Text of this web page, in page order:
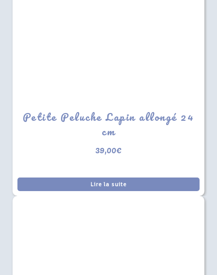
Petite Peluche Lapin allongé 24
cm
39,00€
Lire la suite